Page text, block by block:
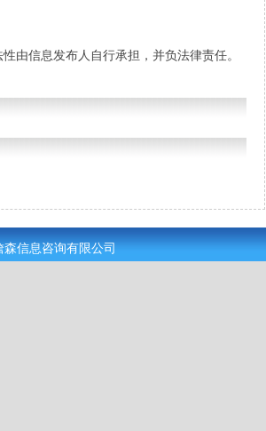
由信息发布人自行承担，并负法律责任。
信息咨询有限公司